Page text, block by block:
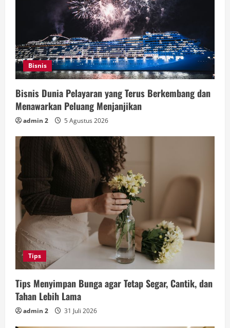
Bisnis
Bisnis Dunia Pelayaran yang Terus Berkembang dan
Menawarkan Peluang Menjanjikan
admin 2 5 Agustus 2026
Tips
Tips Menyimpan Bunga agar Tetap Segar, Cantik, dan
Tahan Lebih Lama
admin 2 31 Juli 2026